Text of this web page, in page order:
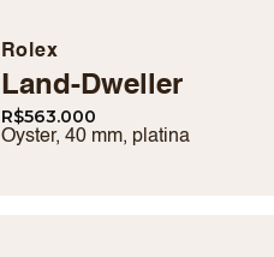
Rolex
Land-Dweller
R$563.000
Oyster, 40 mm, platina